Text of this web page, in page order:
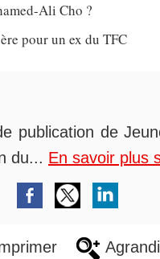
Ali Cho ?
pour un ex du TFC
publication de
du... En savoir plus